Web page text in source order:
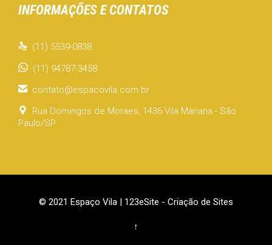
INFORMAÇÕES E CONTATOS
 (11) 5539-0838
(11) 94787-3458
 contato@espacovila.com.br

Rua Domingos de Moraes, 1436 Vila Mariana - São
Paulo/SP
© 2021 Espaço Vila | 123eSite - Criação de Sites
↑